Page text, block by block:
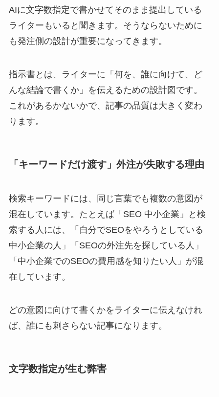
AIに文字数指定で書かせてそのまま提出している
ライターもいると聞きます。そうならないために
も発注側の設計が重要になってきます。
指示書とは、ライターに「何を、誰に向けて、ど
んな結論で書くか」を伝えるための設計図です。
これがあるかないかで、記事の品質は大きく変わ
ります。
「キーワードだけ渡す」外注が失敗する理由
検索キーワードには、同じ言葉でも複数の意図が
混在しています。たとえば「SEO 中小企業」と検
索する人には、「自分でSEOをやろうとしている
中小企業の人」「SEOの外注先を探している人」
「中小企業でのSEOの費用感を知りたい人」が混
在しています。
どの意図に向けて書くかをライターに伝えなけれ
ば、誰にも刺さらない記事になります。
文字数指定が生む弊害